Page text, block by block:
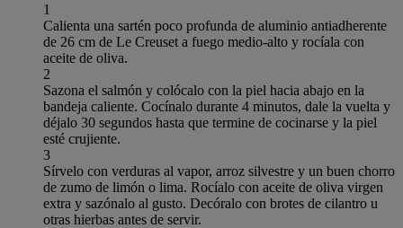
1
Calienta una sartén poco profunda de aluminio antiadherente
de 26 cm de Le Creuset a fuego medio-alto y rocíala con
aceite de oliva.
2
Sazona el salmón y colócalo con la piel hacia abajo en la
bandeja caliente. Cocínalo durante 4 minutos, dale la vuelta y
déjalo 30 segundos hasta que termine de cocinarse y la piel
esté crujiente.
3
Sírvelo con verduras al vapor, arroz silvestre y un buen chorro
de zumo de limón o lima. Rocíalo con aceite de oliva virgen
extra y sazónalo al gusto. Decóralo con brotes de cilantro u
otras hierbas antes de servir.